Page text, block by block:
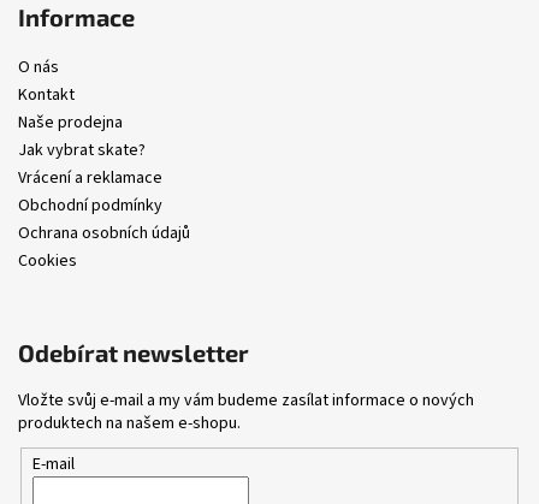
Informace
O nás
Kontakt
Naše prodejna
Jak vybrat skate?
Vrácení a reklamace
Obchodní podmínky
Ochrana osobních údajů
Cookies
Odebírat newsletter
Vložte svůj e-mail a my vám budeme zasílat informace o nových
produktech na našem e-shopu.
E-mail